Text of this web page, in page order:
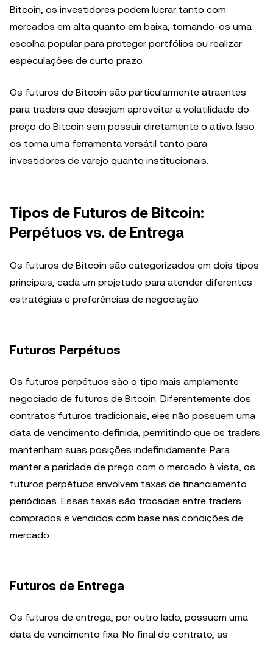
Bitcoin, os investidores podem lucrar tanto com
mercados em alta quanto em baixa, tornando-os uma
escolha popular para proteger portfólios ou realizar
especulações de curto prazo.
Os futuros de Bitcoin são particularmente atraentes
para traders que desejam aproveitar a volatilidade do
preço do Bitcoin sem possuir diretamente o ativo. Isso
os torna uma ferramenta versátil tanto para
investidores de varejo quanto institucionais.
Tipos de Futuros de Bitcoin:
Perpétuos vs. de Entrega
Os futuros de Bitcoin são categorizados em dois tipos
principais, cada um projetado para atender diferentes
estratégias e preferências de negociação.
Futuros Perpétuos
Os futuros perpétuos são o tipo mais amplamente
negociado de futuros de Bitcoin. Diferentemente dos
contratos futuros tradicionais, eles não possuem uma
data de vencimento definida, permitindo que os traders
mantenham suas posições indefinidamente. Para
manter a paridade de preço com o mercado à vista, os
futuros perpétuos envolvem taxas de financiamento
periódicas. Essas taxas são trocadas entre traders
comprados e vendidos com base nas condições de
mercado.
Futuros de Entrega
Os futuros de entrega, por outro lado, possuem uma
data de vencimento fixa. No final do contrato, as